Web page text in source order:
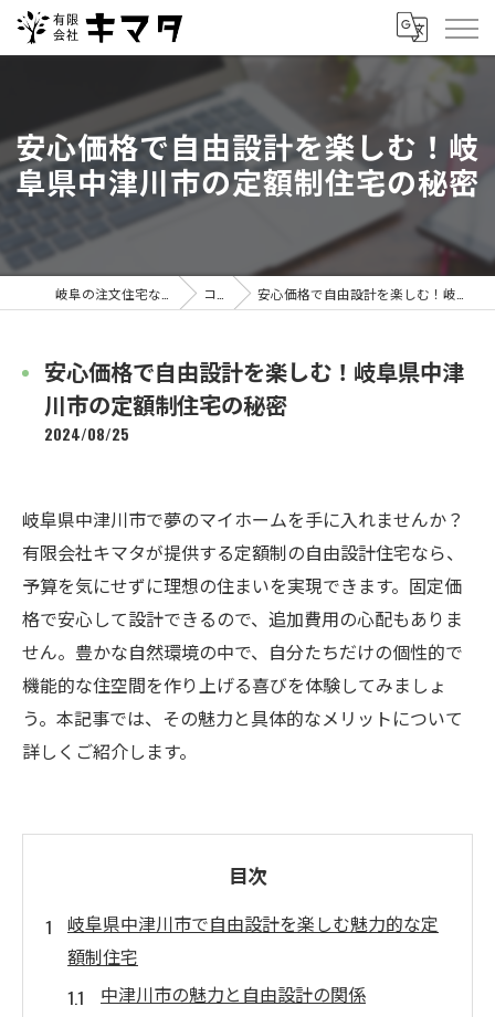
安心価格で自由設計を楽しむ！岐
阜県中津川市の定額制住宅の秘密
コラム 安心価格で自由設計を楽しむ！岐阜県中津川市の定額制住宅の秘密
安心価格で自由設計を楽しむ！岐阜県中津
川市の定額制住宅の秘密
2024/08/25
岐阜県中津川市で夢のマイホームを手に入れませんか？
有限会社キマタが提供する定額制の自由設計住宅なら、
予算を気にせずに理想の住まいを実現できます。固定価
格で安心して設計できるので、追加費用の心配もありま
せん。豊かな自然環境の中で、自分たちだけの個性的で
機能的な住空間を作り上げる喜びを体験してみましょ
う。本記事では、その魅力と具体的なメリットについて
詳しくご紹介します。
目次
岐阜県中津川市で自由設計を楽しむ魅力的な定
額制住宅
中津川市の魅力と自由設計の関係